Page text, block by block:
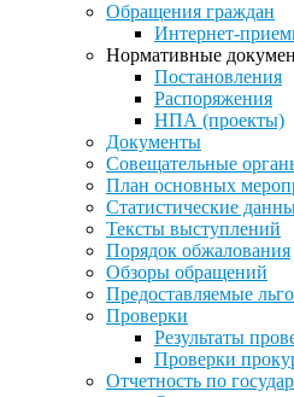
Обращения граждан
Интернет-
Нормативные
Постановления
Распоряжения
НПА (проекты)
Документы
Совещательные
План основных
Статистические
Тексты выступлений
Порядок обжалования
Обзоры обращений
Предоставляемые
Проверки
Результаты
Проверки
Отчетность по